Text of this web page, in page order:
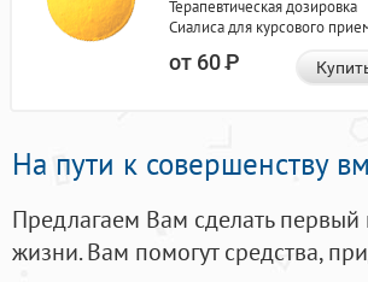
Терапевтическая дозировка
Сиалиса для курсового
от 60Р
На пути к совершенству
Предлагаем Вам сделать
жизни. Вам помогут средства,